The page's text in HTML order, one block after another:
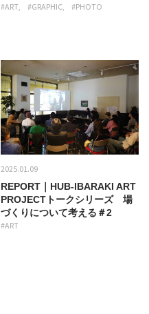
#ART #GRAPHIC #PHOTO
2025.01.09
REPORT｜HUB-IBARAKI ART
PROJECTトークシリーズ 場
づくりについて考える＃2
#ART